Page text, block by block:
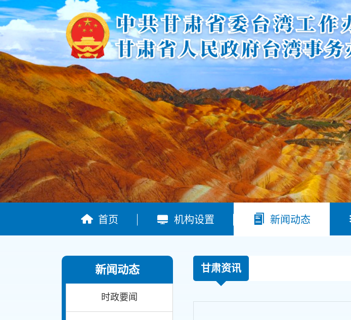
 首页  机构设置  新闻动态
新闻动态
时政要闻
甘肃资讯